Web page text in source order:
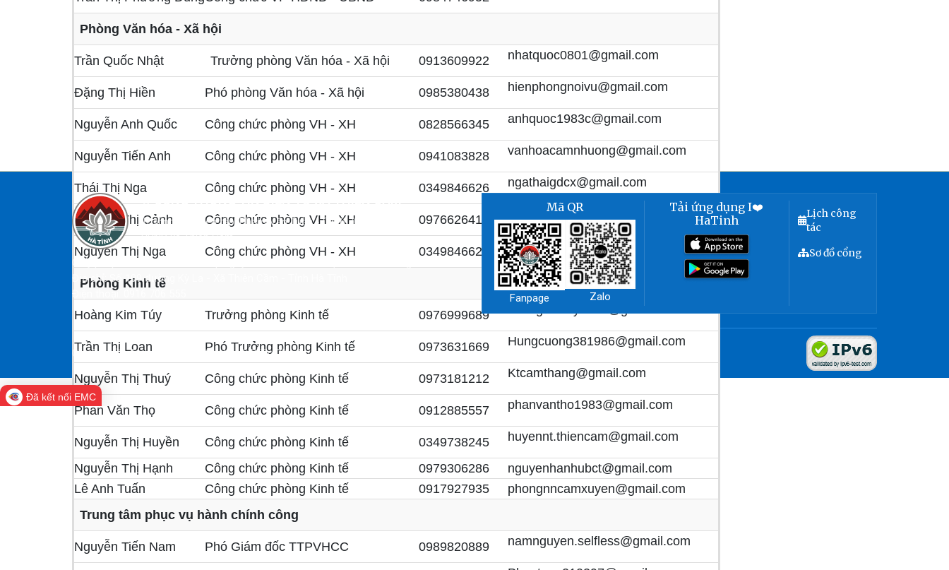
Phòng Văn hóa - Xã hội
Trần Quốc Nhật Trưởng phòng Văn hóa - Xã hội 0913609922 nhatquoc0801@gmail.com
Đặng Thị Hiền Phó phòng Văn hóa - Xã hội 0985380438 hienphongnoivu@gmail.com
Nguyễn Anh Quốc Công chức phòng VH - XH 0828566345 anhquoc1983c@gmail.com
Nguyễn Tiến Anh Công chức phòng VH - XH 0941083828 vanhoacamnhuong@gmail.com
Thái Thị Nga Công chức phòng VH - XH 0349846626 ngathaigdcx@gmail.com
Nguyễn Thị Cảnh Công chức phòng VH - XH 0976626415 canhcamthang@gmail.com
Nguyễn Thị Nga Công chức phòng VH - XH 0349846626 ngavhct@gmail.com
Phòng Kinh tế
Hoàng Kim Túy Trưởng phòng Kinh tế 0976999689 hoangkimtuy1976@gmail.com
Trần Thị Loan Phó Trưởng phòng Kinh tế 0973631669 Hungcuong381986@gmail.com
Nguyễn Thị Thuý Công chức phòng Kinh tế 0973181212 Ktcamthang@gmail.com
Phan Văn Thọ Công chức phòng Kinh tế 0912885557 phanvantho1983@gmail.com
Nguyễn Thị Huyền Công chức phòng Kinh tế 0349738245 huyennt.thiencam@gmail.com
Nguyễn Thị Hạnh Công chức phòng Kinh tế 0979306286
nguyenhanhubct@gmail.com
Lê Anh Tuấn
Công chức phòng Kinh tế 0917927935
phongnncamxuyen@gmail.com
Trung tâm phục vụ hành chính công
Nguyễn Tiến Nam Phó Giám đốc TTPVHCC 0989820889 namnguyen.selfless@gmail.com
©CỔNG THÔNG TIN ĐIỆN TỬ XÃ THIÊN CẦM
Trưởng Ban biên tập: Phạm Văn Tuấn - 0916 706 555
UBND xã Thiên Cầm
Giấy phép số 48/GP-BVHTT cấp ngày 18/02/2003 của Bộ Văn hóa Thông tin.
Địa chỉ: Số 109 đường Kỳ La - Xã Thiên Cầm - Tỉnh Hà Tĩnh
Điện thoại: 0916 706 555
Mã QR
Fanpage Zalo
Tải ứng dụng I❤️
HaTinh
Lịch công
tác
Sơ đồ cổng
Ghi rõ nguồn Trang Thông tin điện tử xã Thiên Cầm hoặc 'thiencam.hatinh.gov.vn' khi bạn phát hành lại thông tin từ website này.
Đã kết nối EMC